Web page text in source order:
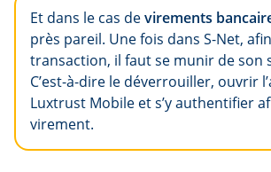
Et dans le cas devirements
près pareil. Une fois dans S-Net,
transaction, il faut se munir de son
C’est-à-dire le déverrouiller, ouvrir
Luxtrust Mobile et s’y authentifier
virement.